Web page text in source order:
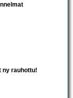
ny rauhottu!